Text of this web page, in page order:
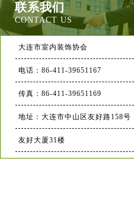
联系我们
CONTACT US
大连市室内装饰协会
电话：86-411-39651167
传真：86-411-39651169
地址：大连市中山区友好路158号
友好大厦31楼